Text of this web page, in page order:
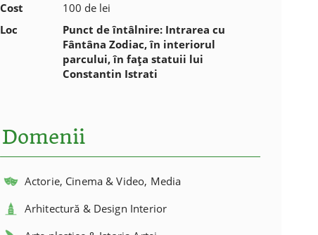
Cost
100 de lei
Loc
Punct de întâlnire: Intrarea cu
Fântâna Zodiac, în interiorul
parcului, în fața statuii lui
Constantin Istrati
Domenii
Actorie, Cinema & Video, Media
Arhitectură & Design Interior